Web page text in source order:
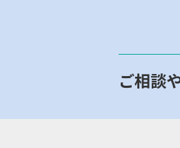
ご相談